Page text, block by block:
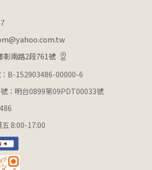
彰南路2段761號
B-152903486-00000-6
：明台0899第09PDT00033號
8:00-17:00